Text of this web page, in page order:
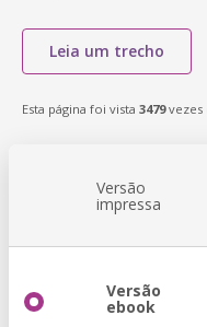
Leia um trecho
Esta página foi vista 3479vezes
Versão
impressa
Versão
ebook